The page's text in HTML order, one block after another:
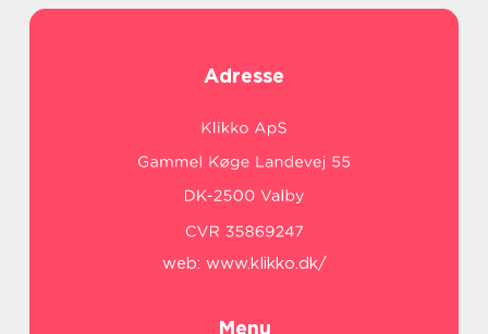
Adresse
web: www.klikko.dk/
Menu